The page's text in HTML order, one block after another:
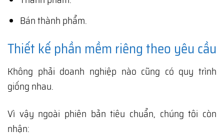
Bán thành phẩm.
Thiết kế phần mềm riêng theo yêu cầu
Không phải doanh nghiệp nào cũng có quy trình
giống nhau.
Vì vậy ngoài phiên bản tiêu chuẩn, chúng tôi còn
nhận: